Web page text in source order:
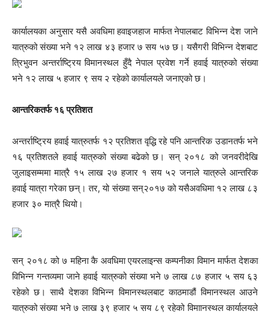
कार्यालयका अनुसार यसै अवधिमा हवाइजहाज मार्फत नेपालबाट विभिन्न देश जाने
यात्रुको संख्या भने १२ लाख ४३ हजार ७ सय ५७ छ। यसैगरी विभिन्न देशबाट
त्रिभुवन अन्तर्राष्ट्रिय विमानस्थल हुँदै नेपाल प्रवेश गर्ने हवाई यात्रुको संख्या
भने १२ लाख ५ हजार ९ सय २ रहेको कार्यालयले जनाएको छ।
आन्तरिकतर्फ १६ प्रतिशत
अन्तर्राष्ट्रिय हवाई यात्रुतर्फ १२ प्रतिशत वृद्धि रहे पनि आन्तरिक उडानतर्फ भने
१६ प्रतिशतले हवाई यात्रुको संख्या बढेको छ। सन् २०१८ को जनवरीदेखि
जुलाइसम्ममा मात्रै १५ लाख २७ हजार १ सय ५२ जनाले यात्रुले आन्तरिक
हवाई यात्रा गरेका छन्। तर, यो संख्या सन्२०१७ को यसैअवधिमा १२ लाख ८३
हजार ३० मात्रै थियो।
सन् २०१८ को ७ महिना कै अवधिमा एयरलाइन्स कम्पनीका विमान मार्फत देशका
विभिन्न गन्तव्यमा जाने हवाई यात्रुको संख्या भने ७ लाख ८७ हजार ५ सय ६३
रहेको छ। साथै देशका विभिन्न विमानस्थलबाट काठमाडौं विमानस्थल आउने
यात्रुको संख्या भने ७ लाख ३९ हजार ५ सय ८९ रहेको विमाानस्थल कार्यालयले